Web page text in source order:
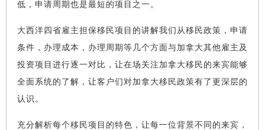
低，申请周期也是最短的项目之一。
大西洋四省雇主担保移民项目的讲解我们从移民政策，申请
条件，办理成本，办理周期等几个方面与加拿大其他雇主及
投资项目进行逐一对比，让在场关注加拿大移民的来宾能够
全面系统的了解 ，让客户们对加拿大移民政策有了更深层的
认识 。
充分解析每个移民项目的特色，让每一位背景不同的来宾，